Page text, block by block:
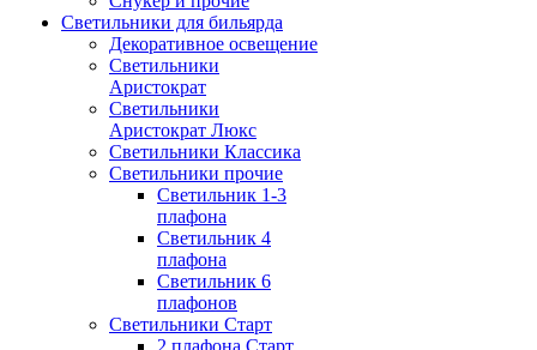
Светильники для бильярда
Декоративное освещение
Светильники
Аристократ
Светильники
Аристократ Люкс
Светильники Классика
Светильники прочие
Светильник 1-3
плафона
Светильник 4
плафона
Светильник 6
плафонов
Светильники Старт
2 плафона Старт